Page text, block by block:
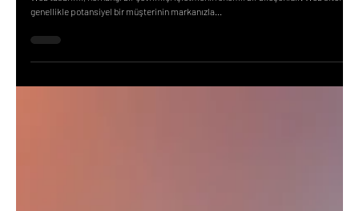
Web Tasarım Fiyatları Nedir?
genellikle potansiyel bir müşterinin markanızla...